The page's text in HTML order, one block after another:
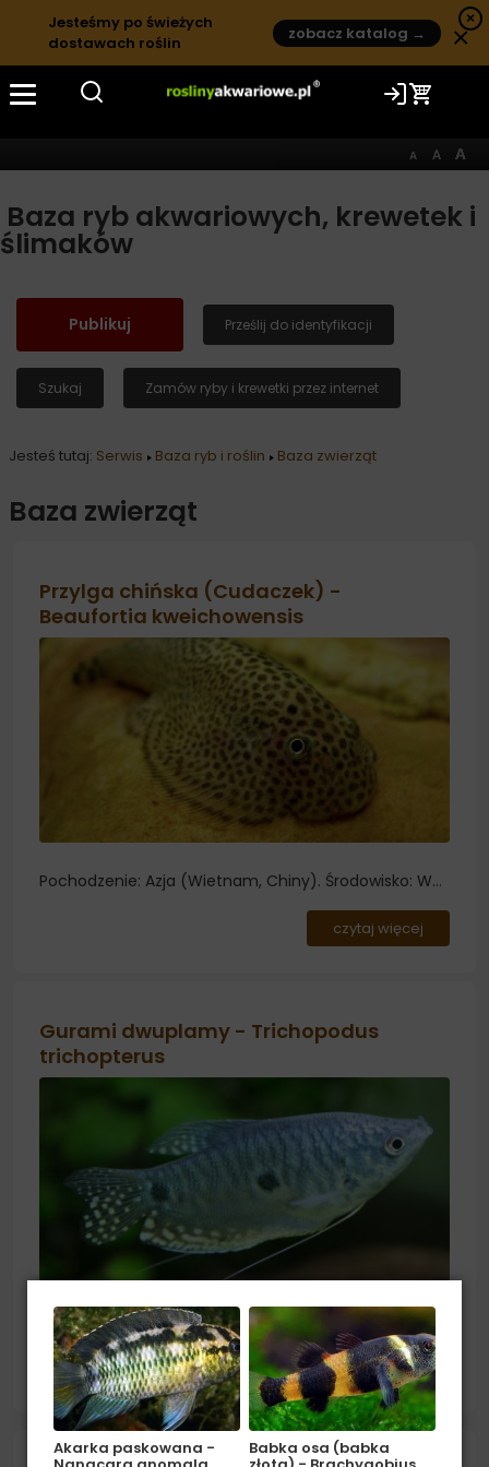
Jesteśmy po świeżych
dostawach roślin
zobacz katalog →
×
Baza ryb akwariowych, krewetek i
ślimaków
Publikuj Prześlij do identyfikacji
Szukaj Zamów ryby i krewetki przez internet
Jesteś tutaj: Serwis Baza ryb i roślin Baza zwierząt
Baza zwierząt
Przylga chińska (Cudaczek) -
Beaufortia kweichowensis
Pochodzenie: Azja (Wietnam, Chiny). Środowisko: W
piaszczystym dnem. Akwarium należy wyposażyć w
piaszczyste lub żwirowe podłoże oraz płaskie
czytaj więcej
Gurami dwuplamy - Trichopodus
trichopterus
Pochodzenie: Azja (Birma, Malezja, Tajlandia, Malezja,
Kambodża). Środowisko: W naturze zamieszkuje
stojące lub wolno płynące wody.Aby zapewnić temu
gatunkowi odpowiednie warunki bytowe zbiornik
powinien być gęsto...
czytaj więcej
Akarka paskowana - Babka osa (babka
×